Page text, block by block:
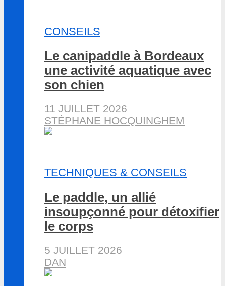
CONSEILS
Le canipaddle à Bordeaux
une activité aquatique avec
son chien
11 JUILLET 2026
STÉPHANE HOCQUINGHEM
TECHNIQUES & CONSEILS
Le paddle, un allié
insoupçonné pour détoxifier
le corps
5 JUILLET 2026
DAN